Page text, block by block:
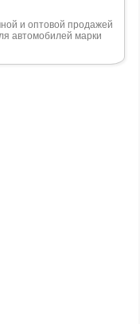
и оптовой продажей
автомобилей марки